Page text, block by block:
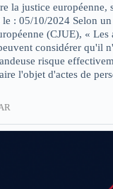
la justice européenne,
: 05/10/2024 Selon
(CJUE), « Les
considérer qu'il
risque
l'objet d'actes de